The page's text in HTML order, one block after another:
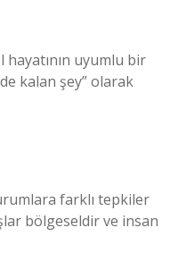
uyumlu bir
kalan şey” olarak
farklı tepkiler
bölgeseldir ve insan